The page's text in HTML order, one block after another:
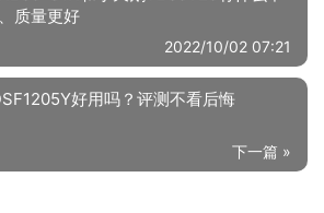
质量更好
2022/10/02 07:21
好用吗？评测不看后悔
下一篇 »